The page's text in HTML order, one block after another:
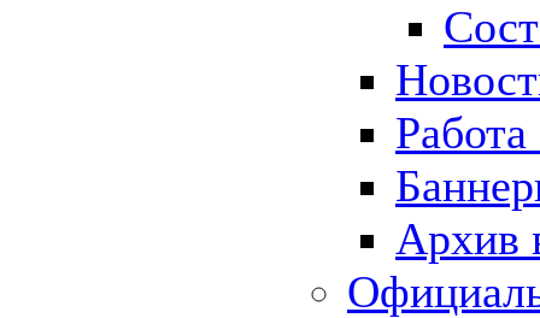
Архив